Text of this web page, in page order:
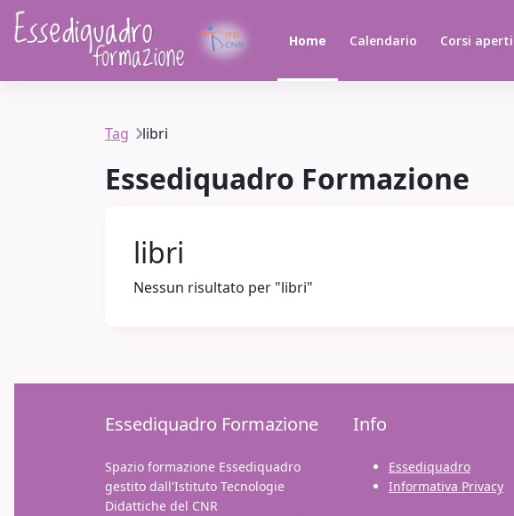
Vai al contenuto principale
Home Calendario Corsi aperti
Tag libri
Essediquadro Formazione
libri
Nessun risultato per "libri"
Essediquadro Formazione
Spazio formazione Essediquadro
gestito dall'Istituto Tecnologie
Didattiche del CNR
Info
Essediquadro
Informativa Privacy